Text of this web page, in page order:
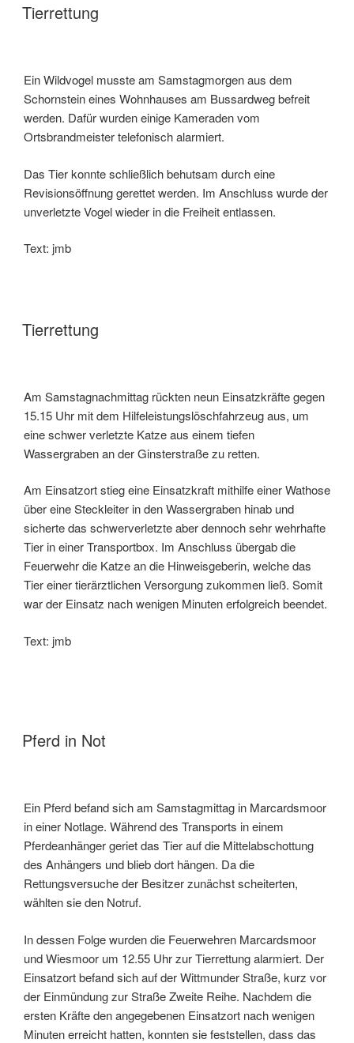
Tierrettung
Ein Wildvogel musste am Samstagmorgen aus dem
Schornstein eines Wohnhauses am Bussardweg befreit
werden. Dafür wurden einige Kameraden vom
Ortsbrandmeister telefonisch alarmiert.
Das Tier konnte schließlich behutsam durch eine
Revisionsöffnung gerettet werden. Im Anschluss wurde der
unverletzte Vogel wieder in die Freiheit entlassen.
Text: jmb
Tierrettung
Am Samstagnachmittag rückten neun Einsatzkräfte gegen
15.15 Uhr mit dem Hilfeleistungslöschfahrzeug aus, um
eine schwer verletzte Katze aus einem tiefen
Wassergraben an der Ginsterstraße zu retten.
Am Einsatzort stieg eine Einsatzkraft mithilfe einer Wathose
über eine Steckleiter in den Wassergraben hinab und
sicherte das schwerverletzte aber dennoch sehr wehrhafte
Tier in einer Transportbox. Im Anschluss übergab die
Feuerwehr die Katze an die Hinweisgeberin, welche das
Tier einer tierärztlichen Versorgung zukommen ließ. Somit
war der Einsatz nach wenigen Minuten erfolgreich beendet.
Text: jmb
Pferd in Not
Ein Pferd befand sich am Samstagmittag in Marcardsmoor
in einer Notlage. Während des Transports in einem
Pferdeanhänger geriet das Tier auf die Mittelabschottung
des Anhängers und blieb dort hängen. Da die
Rettungsversuche der Besitzer zunächst scheiterten,
wählten sie den Notruf.
In dessen Folge wurden die Feuerwehren Marcardsmoor
und Wiesmoor um 12.55 Uhr zur Tierrettung alarmiert. Der
Einsatzort befand sich auf der Wittmunder Straße, kurz vor
der Einmündung zur Straße Zweite Reihe. Nachdem die
ersten Kräfte den angegebenen Einsatzort nach wenigen
Minuten erreicht hatten, konnten sie feststellen, dass das